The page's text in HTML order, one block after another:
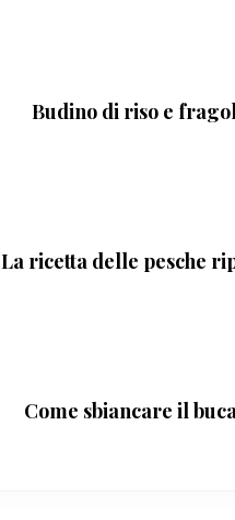
Budino di riso e
La ricetta delle pesche
Come sbiancare il